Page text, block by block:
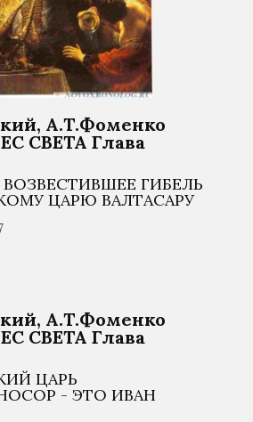
А.Т.Фоменко
СВЕТА Глава
ГИБЕЛЬ
ЦАРЮ ВАЛТАСАРУ
А.Т.Фоменко
СВЕТА Глава
ЦАРЬ
- ЭТО ИВАН